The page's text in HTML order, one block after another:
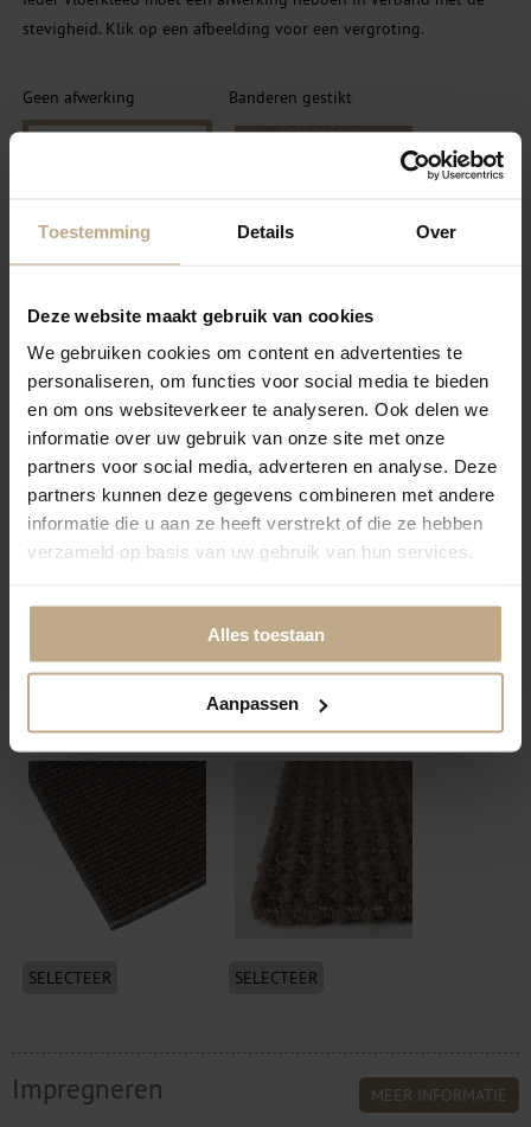
Toestemming Details Over
Deze website maakt gebruik van cookies
We gebruiken cookies om content en advertenties te
personaliseren, om functies voor social media te bieden
en om ons websiteverkeer te analyseren. Ook delen we
informatie over uw gebruik van onze site met onze
partners voor social media, adverteren en analyse. Deze
partners kunnen deze gegevens combineren met andere
informatie die u aan ze heeft verstrekt of die ze hebben
verzameld op basis van uw gebruik van hun services.
Alles toestaan
Aanpassen
stevigheid. Klik op een afbeelding voor een vergroting.
Geen afwerking
SELECTEER
Banderen gestikt
SELECTEER
Banderen Blind gestikt
SELECTEER
Festonneren garen
wol/nylon
SELECTEER
(transparant)
SELECTEER
Volumeren + vilt
onderzijde
SELECTEER
Impregneren MEER INFORMATIE